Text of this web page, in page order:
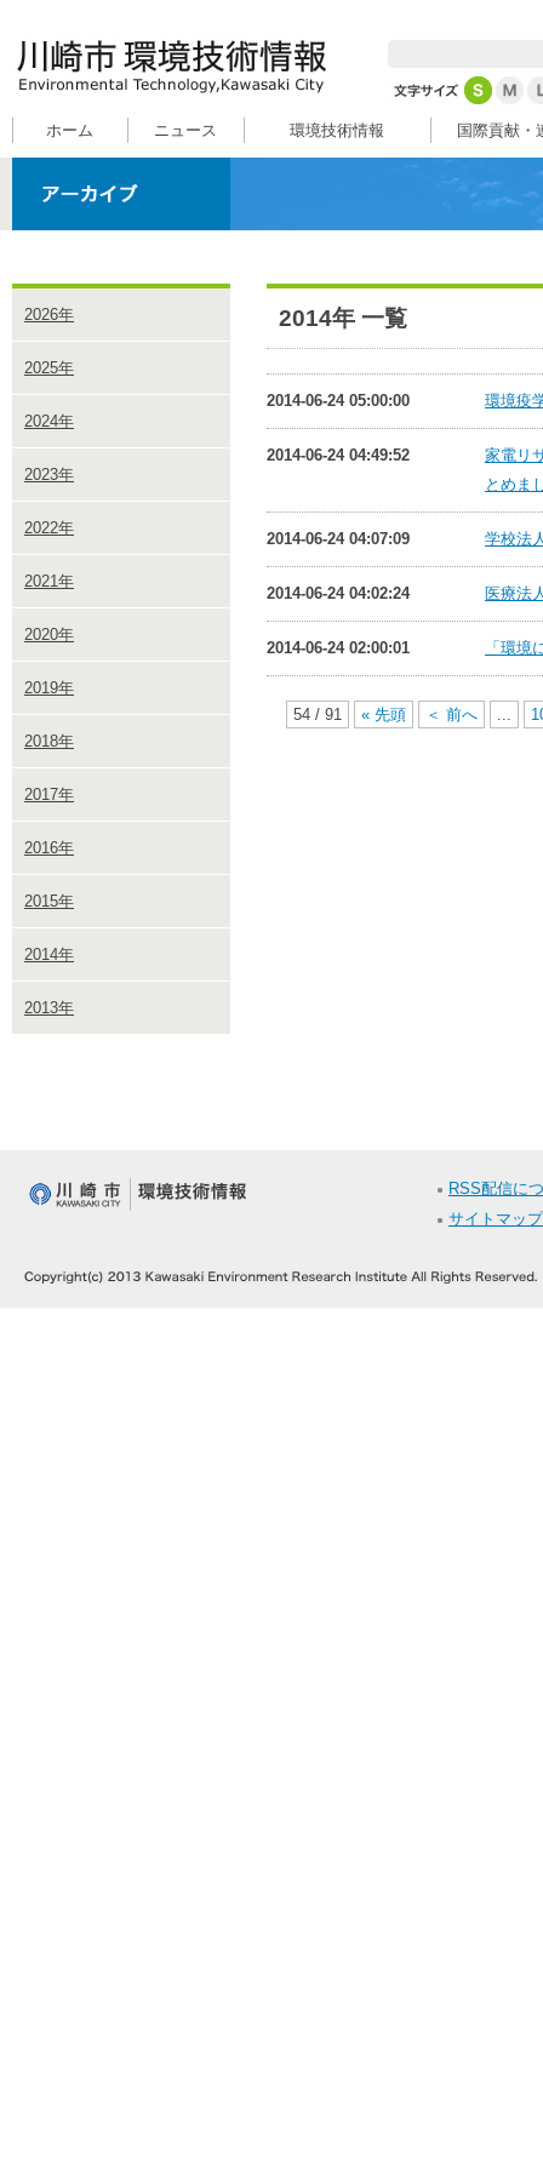
ホーム ニュース 環境技術情報 国際貢献・
2026年
2025年
2024年
2023年
2022年
2021年
2020年
2019年
2018年
2017年
2016年
2015年
2014年
2013年
2014年 一覧
2014-06-24 05:00:00 環境疫
2014-06-24 04:49:52
家電リ
とめま
2014-06-24 04:07:09 学校法
2014-06-24 04:02:24 医療法
2014-06-24 02:00:01 「環
54 / 91 « 先頭 ＜ 前へ ...
RSS配信に
サイトマップ